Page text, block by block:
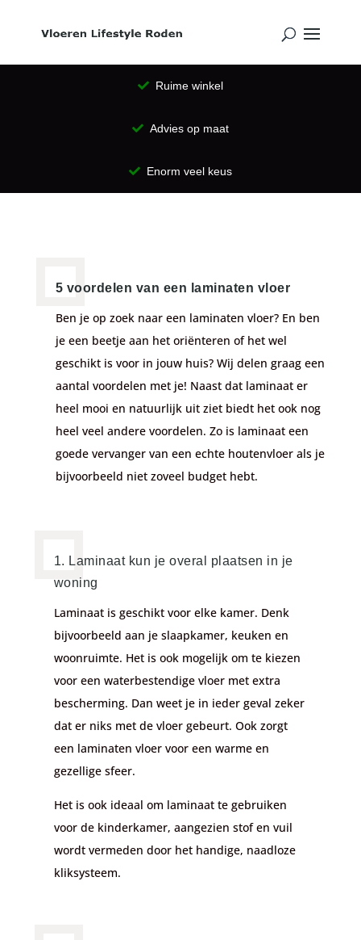
Ruime winkel
Advies op maat
Enorm veel keus
5 voordelen van een laminaten vloer
Ben je op zoek naar een laminaten vloer? En ben
je een beetje aan het oriënteren of het wel
geschikt is voor in jouw huis? Wij delen graag een
aantal voordelen met je! Naast dat laminaat er
heel mooi en natuurlijk uit ziet biedt het ook nog
heel veel andere voordelen. Zo is laminaat een
goede vervanger van een echte houtenvloer als je
bijvoorbeeld niet zoveel budget hebt.
1. Laminaat kun je overal plaatsen in je
woning
Laminaat is geschikt voor elke kamer. Denk
bijvoorbeeld aan je slaapkamer, keuken en
woonruimte. Het is ook mogelijk om te kiezen
voor een waterbestendige vloer met extra
bescherming. Dan weet je in ieder geval zeker
dat er niks met de vloer gebeurt. Ook zorgt
een laminaten vloer voor een warme en
gezellige sfeer.
Het is ook ideaal om laminaat te gebruiken
voor de kinderkamer, aangezien stof en vuil
wordt vermeden door het handige, naadloze
kliksysteem.